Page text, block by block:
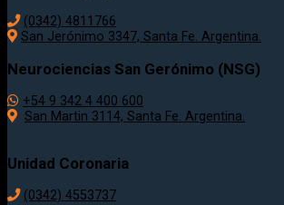
(0342) 4811766
San Jerónimo 3347, Santa Fe. Argentina.
Neurociencias San Gerónimo (NSG)
+54 9 342 4 400 600
San Martin 3114, Santa Fe. Argentina.
Unidad Coronaria
(0342) 4553737